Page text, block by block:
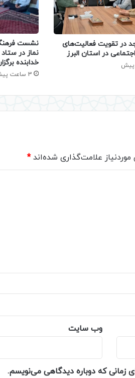
در تقویت فعالیت‌های
در استان البرز
نشست
نماز در
خدابنده
3 ساعت پیش
علامت‌گذاری شده‌اند*
وب‌ سایت
زمانی که دوباره دیدگاهی می‌نویسم.